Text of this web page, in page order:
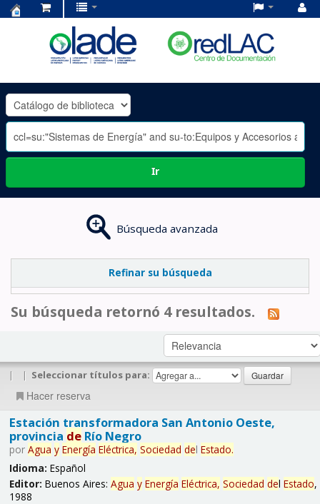
OLADE
-
Ir
Búsqueda avanzada
Refinar su búsqueda
Su búsqueda retornó 4 resultados.
| | Seleccionar títulos para:
Hacer reserva
Estación transformadora San Antonio Oeste,
provincia deRío Negro
por Agua y Energía Eléctrica, Sociedad del Estado.
Idioma: Español
Editor: Buenos Aires: Agua y Energía Eléctrica, Sociedad del Estado,
1988